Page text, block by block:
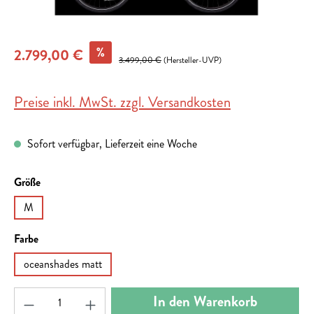
2.799,00 € % 3.499,00 €(Hersteller-UVP)
Preise inkl. MwSt. zzgl. Versandkosten
Sofort verfügbar, Lieferzeit eine Woche
Größeauswählen
M
Farbeauswählen
oceanshades matt
Produkt Anzahl: Gib den gewünschten Wert ein
In den Warenkorb